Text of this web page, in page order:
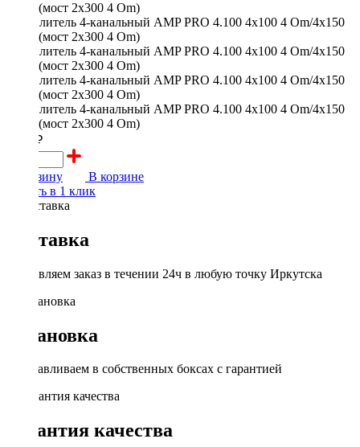
7800 ₽
В корзину
В корзине
Купить в 1 клик
Доставка
Доставляем заказ в течении 24ч в любую точку Иркутска
Установка
Устанавливаем в собственных боксах с гарантией
Гарантия качества